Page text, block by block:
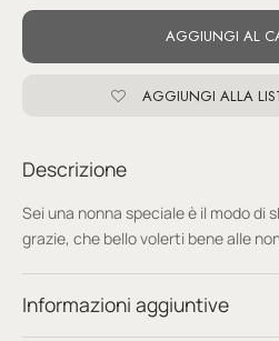
AGGIUNGI AL
AGGIUNGI ALLA
Descrizione
Sei una nonna speciale è il modo di
grazie, che bello volerti bene alle
Informazioni aggiuntive